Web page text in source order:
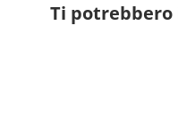
Ti potrebbero